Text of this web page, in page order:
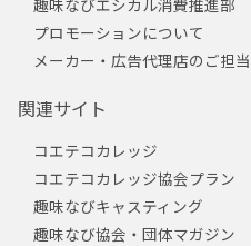
プロモーションについて
メーカー・広告代理店のご担
関連サイト
コエテコカレッジ
コエテコカレッジ協会プラン
趣味なびキャスティング
趣味なび協会・団体マガジン